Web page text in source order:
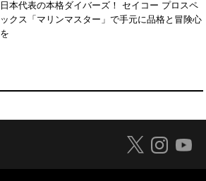
日本代表の本格ダイバーズ！ セイコー プロスペ
ックス「マリンマスター」で手元に品格と冒険心
を